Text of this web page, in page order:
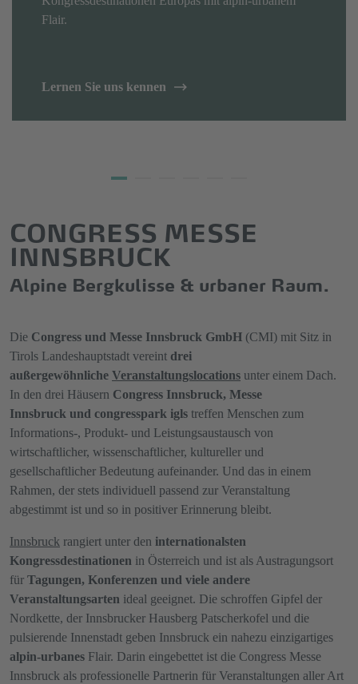
Lernen Sie uns kennen
CONGRESS MESSE
INNSBRUCK
Alpine Bergkulisse & urbaner Raum.
Die Congress und Messe Innsbruck GmbH (CMI) mit Sitz in
Tirols Landeshauptstadt vereint drei
außergewöhnliche Veranstaltungslocations unter einem Dach.
In den drei Häusern Congress Innsbruck, Messe
Innsbruck und congresspark igls treffen Menschen zum
Informations-, Produkt- und Leistungsaustausch von
wirtschaftlicher, wissenschaftlicher, kultureller und
gesellschaftlicher Bedeutung aufeinander. Und das in einem
Rahmen, der stets individuell passend zur Veranstaltung
abgestimmt ist und so in positiver Erinnerung bleibt.
Innsbruck rangiert unter den internationalsten
Kongressdestinationen in Österreich und ist als Austragungsort
für Tagungen, Konferenzen und viele andere
Veranstaltungsarten ideal geeignet. Die schroffen Gipfel der
Nordkette, der Innsbrucker Hausberg Patscherkofel und die
pulsierende Innenstadt geben Innsbruck ein nahezu einzigartiges
alpin-urbanes Flair. Darin eingebettet ist die Congress Messe
Innsbruck als professionelle Partnerin für Veranstaltungen aller Art